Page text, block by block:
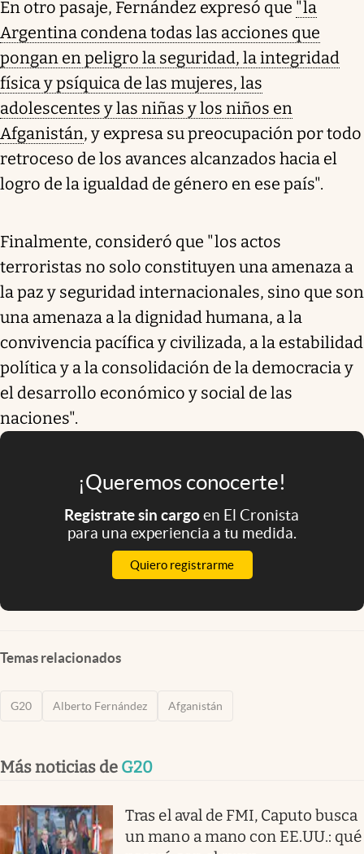
En otro pasaje, Fernández expresó que "la
Argentina condena todas las acciones que
pongan en peligro la seguridad, la integridad
física y psíquica de las mujeres, las
adolescentes y las niñas y los niños en
Afganistán, y expresa su preocupación por todo
retroceso de los avances alcanzados hacia el
logro de la igualdad de género en ese país".
Finalmente, consideró que "los actos
terroristas no solo constituyen una amenaza a
la paz y seguridad internacionales, sino que son
una amenaza a la dignidad humana, a la
convivencia pacífica y civilizada, a la estabilidad
política y a la consolidación de la democracia y
el desarrollo económico y social de las
naciones".
¡Queremos conocerte!
Registrate sin cargoen El Cronista
para una experiencia a tu medida.
Quiero registrarme
Temas relacionados
G20 Alberto Fernández Afganistán
Más noticias de G20
Tras el aval de FMI, Caputo busca
un mano a mano con EE.UU.: qué